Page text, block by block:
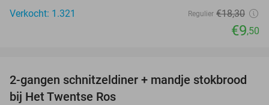
Verkocht: 1.321
Regulier €18,30
€9,50
41%
2-gangen schnitzeldiner + mandje stokbrood
bij Het Twentse Ros